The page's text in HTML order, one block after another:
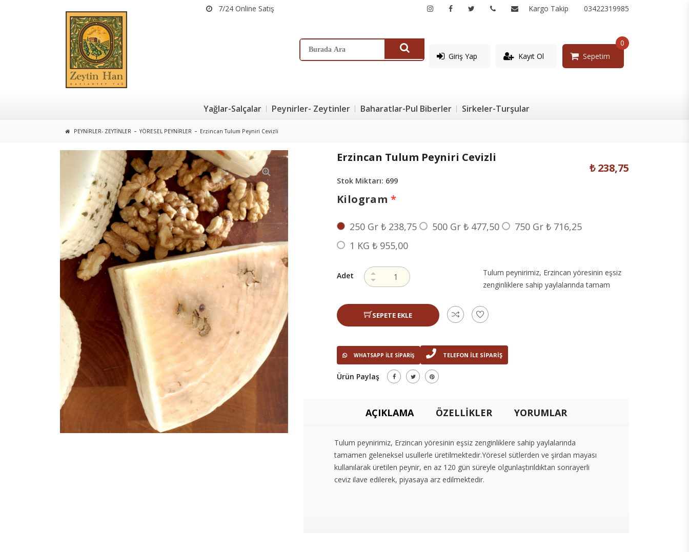
7/24 Online Satış Kargo Takip 03422319985
Giriş Yap Kayıt Ol Sepetim
0
Yağlar-Salçalar Peynirler- Zeytinler Baharatlar-Pul Biberler Sirkeler-Turşular
PEYNIRLER- ZEYTINLER YÖRESEL PEYNIRLER Erzincan Tulum Peyniri Cevizli
Erzincan Tulum Peyniri Cevizli
₺ 238,75
Stok Miktarı: 699
Kilogram *
250 Gr ₺ 238,75 500 Gr ₺ 477,50 750 Gr ₺ 716,25
1 KG ₺ 955,00
Adet
SEPETE EKLE
WHATSAPP ILE SIPARIŞ TELEFON ILE SIPARIŞ
Ürün Paylaş
Tulum peynirimiz, Erzincan yöresinin eşsiz
zenginliklere sahip yaylalarında tamam
AÇIKLAMA ÖZELLİKLER YORUMLAR
Tulum peynirimiz, Erzincan yöresinin eşsiz zenginliklere sahip yaylalarında
tamamen geleneksel usullerle üretilmektedir.Yöresel sütlerden ve şirdan mayası
kullanılarak üretilen peynir, en az 120 gün süreyle olgunlaştırıldıktan sonrayerli
ceviz ilave edilerek, piyasaya arz edilmektedir.